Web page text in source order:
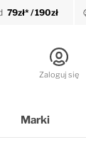
79zł* / 190zł
Zaloguj się
Marki